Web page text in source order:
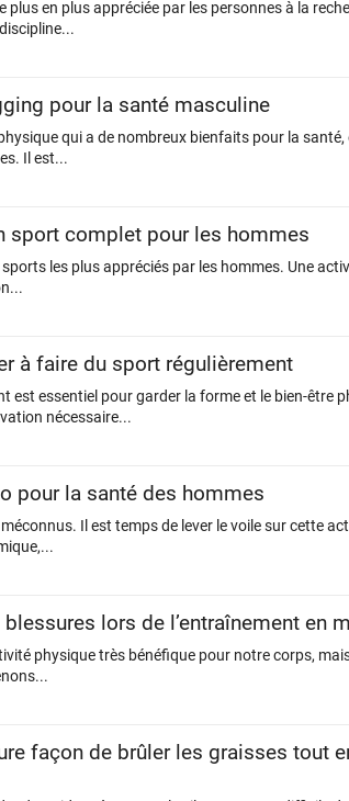
plus en plus appréciée par les personnes à la
pour la santé masculine
qui a de nombreux bienfaits pour la
Il est...
sport complet pour les hommes
les plus appréciés par les hommes. Une
à faire du sport régulièrement
est essentiel pour garder la forme et le bien-être
nécessaire...
pour la santé des hommes
Il est temps de lever le voile sur cette
lors de l’entraînement en
physique très bénéfique pour notre corps,
façon de brûler les graisses tout